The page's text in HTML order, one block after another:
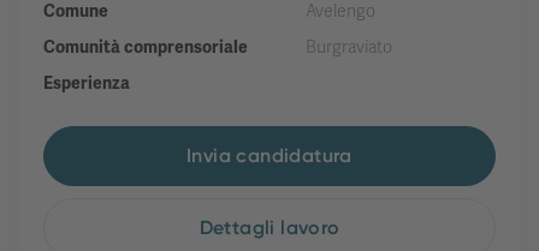
Comune
Avelengo
Comunità comprensoriale
Burgraviato
Esperienza
Invia candidatura
Dettagli lavoro